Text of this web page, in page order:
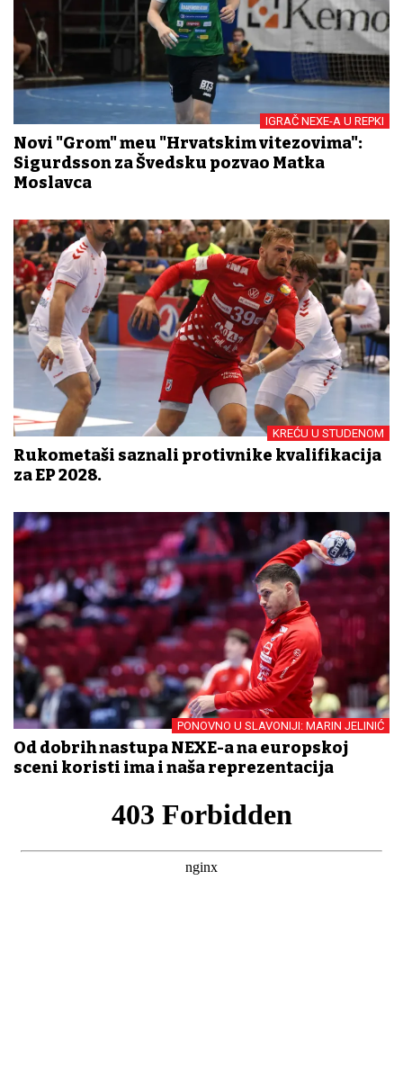
IGRAČ NEXE-A U REPKI
Novi "Grom" među "Hrvatskim vitezovima":
Sigurdsson za Švedsku pozvao Matka
Moslavca
KREĆU U STUDENOM
Rukometaši saznali protivnike kvalifikacija
za EP 2028.
PONOVNO U SLAVONIJI: MARIN JELINIĆ
Od dobrih nastupa NEXE-a na europskoj
sceni koristi ima i naša reprezentacija